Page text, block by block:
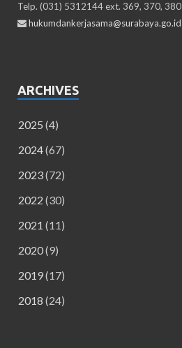
Telp. (031) 5312144 ext. 369, 370, 380
hukumdankerjasama@surabaya.go.id
ARCHIVES
2025 (4)
2024(67)
2023(72)
2022 (30)
2021 (11)
2020(9)
2019(17)
2018 (24)